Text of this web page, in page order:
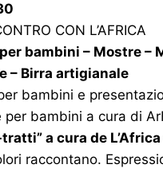
CON L’AFRICA
bambini – Mostre –
– Birra artigianale
bambini e
per bambini a cura di
a cura de
raccontano.